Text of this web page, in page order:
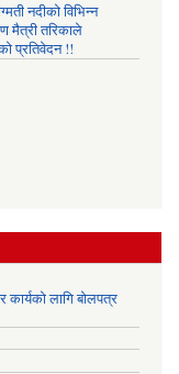
नदीको विभिन्न
मैत्री तरिकाले
प्रतिवेदन !!
लागि बोलपत्र